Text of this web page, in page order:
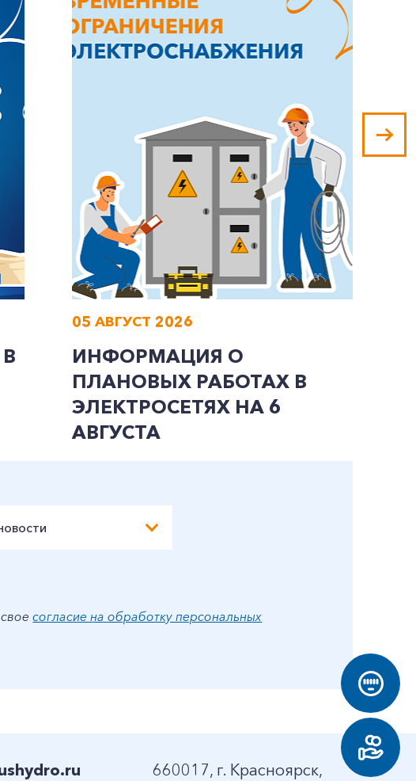
05 АВГУСТ 2026
ИНФОРМАЦИЯ О
ПЛАНОВЫХ РАБОТАХ В
ЭЛЕКТРОСЕТЯХ НА 6
АВГУСТА
своесогласие на обработку персональных
660017, г. Красноярск,